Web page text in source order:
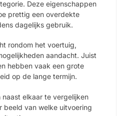
Deze eigenschappen
prettig een overdekte
dagelijks gebruik.
rondom het voertuig,
aandacht. Juist
hebben vaak een grote
op de lange termijn.
naast elkaar te vergelijken
beeld van welke uitvoering